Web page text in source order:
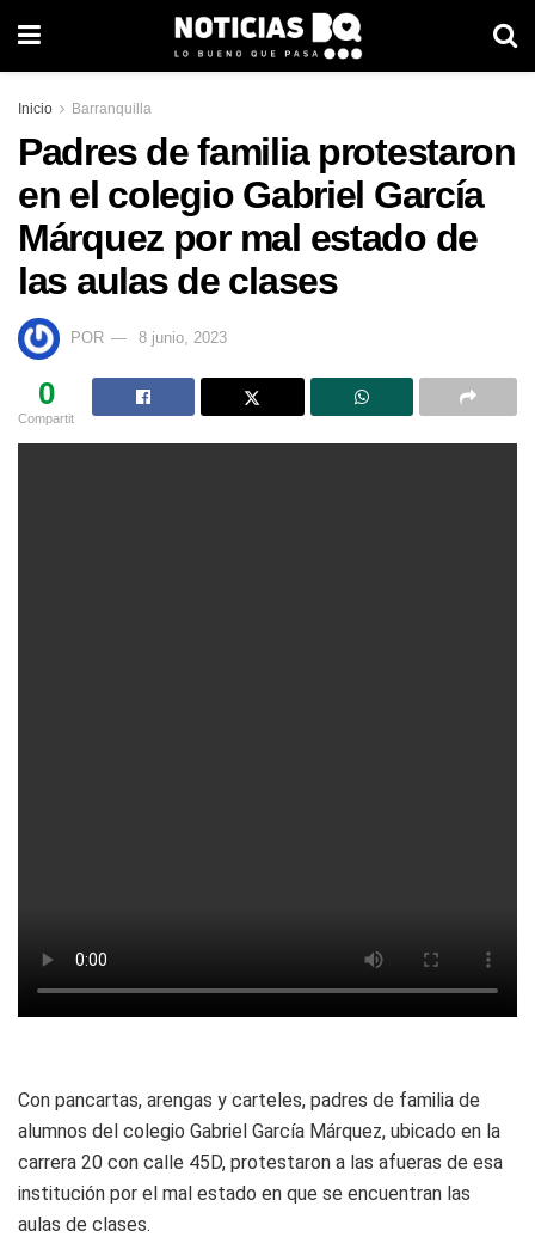
Inicio Barranquilla
Padres de familia protestaron
en el colegio Gabriel García
Márquez por mal estado de
las aulas de clases
POR 8 junio, 2023
0
Compartit
Con pancartas, arengas y carteles, padres de familia de
alumnos del colegio Gabriel García Márquez, ubicado en la
carrera 20 con calle 45D, protestaron a las afueras de esa
institución por el mal estado en que se encuentran las
aulas de clases.